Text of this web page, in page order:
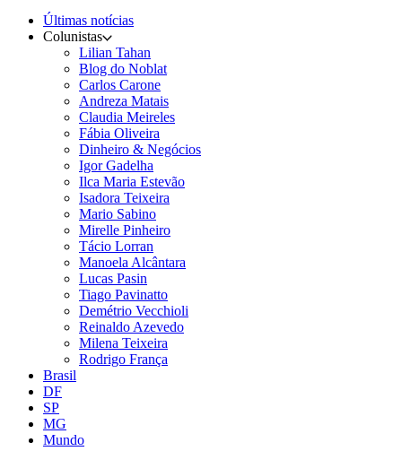
Últimas notícias
Colunistas
Lilian Tahan
Blog do Noblat
Carlos Carone
Andreza Matais
Claudia Meireles
Fábia Oliveira
Dinheiro & Negócios
Igor Gadelha
Ilca Maria Estevão
Isadora Teixeira
Mario Sabino
Mirelle Pinheiro
Tácio Lorran
Manoela Alcântara
Lucas Pasin
Tiago Pavinatto
Demétrio Vecchioli
Reinaldo Azevedo
Milena Teixeira
Rodrigo França
Brasil
DF
SP
MG
Mundo